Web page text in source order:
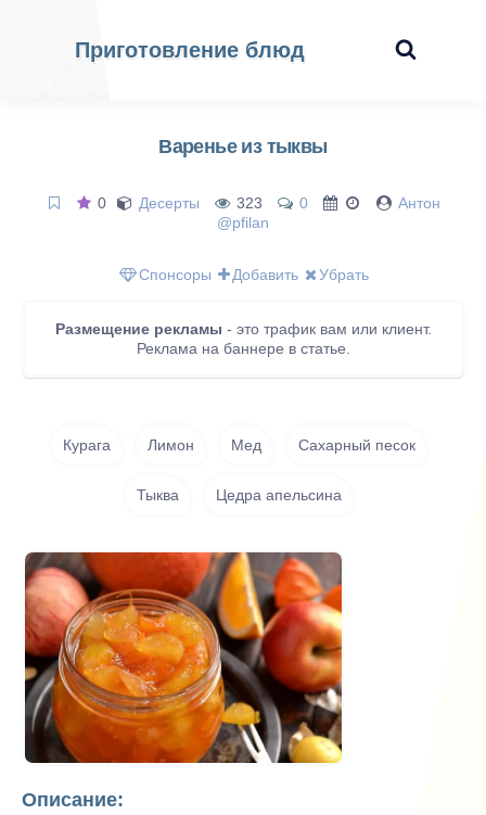
Приготовление блюд
Варенье из тыквы
0 Десерты 323 0
Антон
@pfilan
Спонсоры Добавить Убрать
Размещение рекламы - это трафик вам или клиент.
Реклама на баннере в статье.
Курага Лимон Мед Сахарный песок
Тыква Цедра апельсина
Описание: